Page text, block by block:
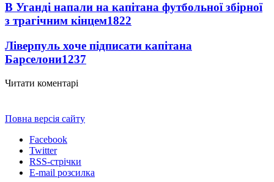
В Уганді напали на капітана футбольної збірної
з трагічним кінцем1822
Ліверпуль хоче підписати капітана
Барселони1237
Читати коментарі
Повна версія сайту
Facebook
Twitter
RSS-стрічки
E-mail розсилка